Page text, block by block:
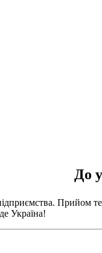
До
Україна!